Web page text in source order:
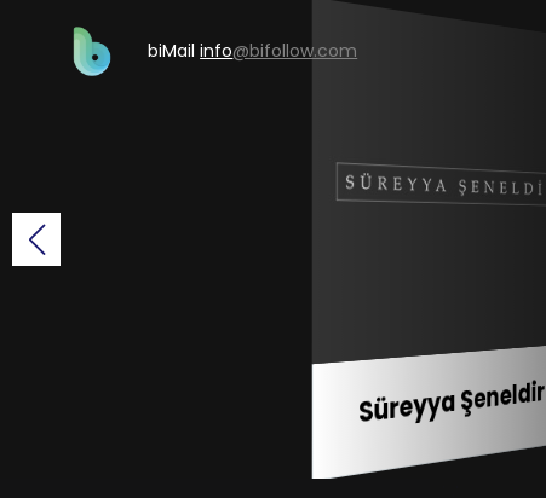
biMailinfo@bifollow.com
Süreyya Şeneldir